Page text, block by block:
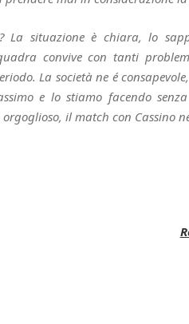
La situazione è chiara, lo
convive con tanti
La società ne é
e lo stiamo facendo
orgoglioso, il match con Cassino